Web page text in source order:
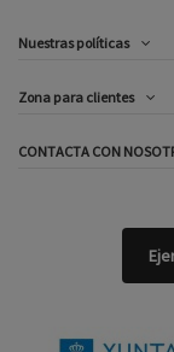
Nuestras políticas
Zona para clientes
CONTACTA CON